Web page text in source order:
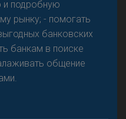
и подробную
рынку; - помогать
банковских
банкам в поиске
общение